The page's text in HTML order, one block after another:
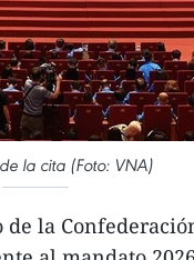
la cita (Foto: VNA)
de la